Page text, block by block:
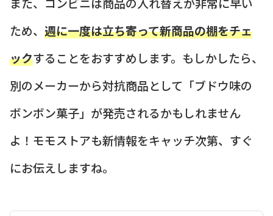
ため、 週に一度は立ち寄って新商品の棚をチェ
ックすることをおすすめします。もしかしたら、
別のメーカーから対抗商品として「ブドウ味の
ボンボン菓子」が発売されるかもしれません
よ！モモストアも新情報をキャッチ次第、すぐ
にお伝えしますね。